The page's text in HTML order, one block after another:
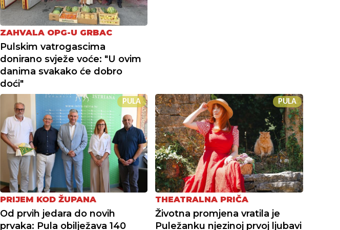
ZAHVALA OPG-U GRBAC
Pulskim vatrogascima
donirano svježe voće: "U ovim
danima svakako će dobro
doći"
PULA
PRIJEM KOD ŽUPANA
Od prvih jedara do novih
prvaka: Pula obilježava 140
PULA
THEATRALNA PRIČA
Životna promjena vratila je
Puležanku njezinoj prvoj ljubavi